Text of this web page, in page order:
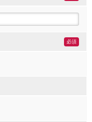
必須